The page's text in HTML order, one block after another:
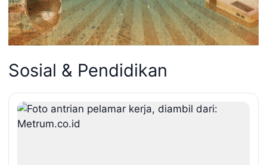
Sosial & Pendidikan